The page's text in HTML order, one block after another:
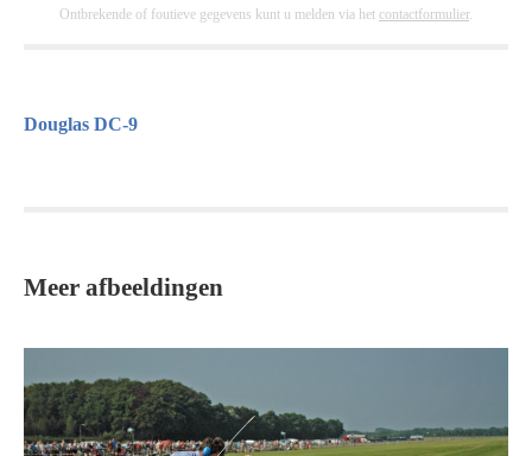
Ontbrekende of foutieve gegevens kunt u melden via het contactformulier.
Douglas DC-9
Meer afbeeldingen